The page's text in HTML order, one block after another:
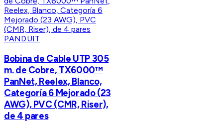
PANDUIT
Bobina de Cable UTP 305
m. de Cobre, TX6000™
PanNet, Reelex, Blanco,
Categoría 6 Mejorado (23
AWG), PVC (CMR, Riser),
de 4 pares